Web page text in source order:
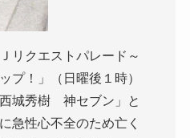
リクエストパレード～
プ！」（日曜後１時）
城秀樹 神セブン」と
急性心不全のため亡く